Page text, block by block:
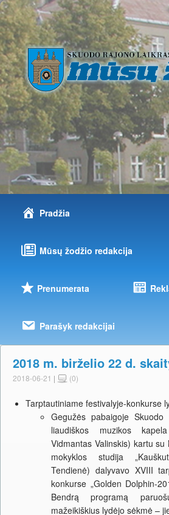
Pradžia
Mūsų žodžio redakcija
Prenumerata
Parašyk redakcijai
2018 m. birželio 22 d.
2018-06-21 | (0)
Tarptautiniame festivalyje-konkurse
Gegužės pabaigoje
liaudiškos muzikos
Vidmantas Valinskis) kartu
mokyklos studija
Tendienė) dalyvavo XVIII
konkurse „Golden Dolphin-
Bendrą programą
mažeikiškius lydėjo sėkmė –